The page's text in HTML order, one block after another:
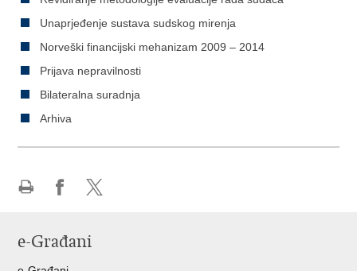
Unaprjeđenje sustava sudskog mirenja
Norveški financijski mehanizam 2009 – 2014
Prijava nepravilnosti
Bilateralna suradnja
Arhiva
FacebookuTwitteru
e-Građani